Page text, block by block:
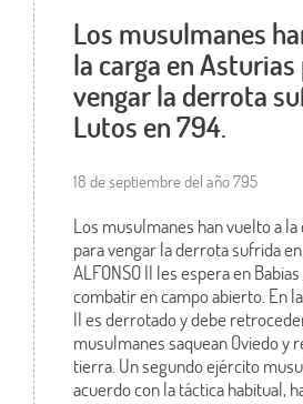
Los musulmanes
la carga en Asturias
vengar la derrota
Lutos en 794.
18 de septiembre del año 795
Los musulmanes han vuelto a
para vengar la derrota sufrida
ALFONSO II les espera en
combatir en campo abierto. En
II es derrotado y debe
musulmanes saquean Oviedo y
tierra. Un segundo ejército
acuerdo con la táctica habitual,